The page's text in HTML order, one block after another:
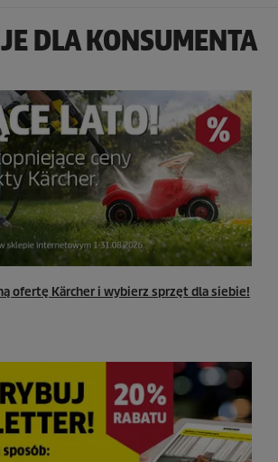
DLA KONSUMENTA
ofertę Kärcher i wybierz sprzęt dla siebie!